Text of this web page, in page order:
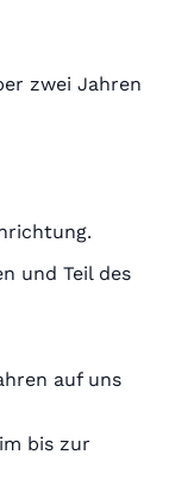
zwei Jahren
und Teil des
auf uns
bis zur